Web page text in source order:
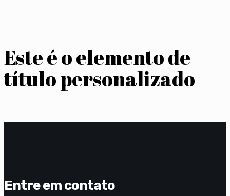
Este é o elemento de
título personalizado
Entre em contato